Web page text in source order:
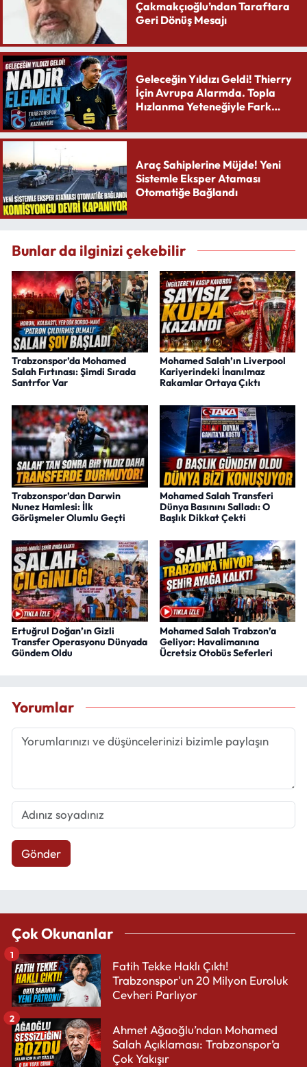
Çakmakçıoğlu’ndan Taraftara
Geri Dönüş Mesajı
Geleceğin Yıldızı Geldi! Thierry
İçin Avrupa Alarmda. Topla
Hızlanma Yeteneğiyle Fark
Araç Sahiplerine Müjde! Yeni
Sistemle Eksper Ataması
Otomatiğe Bağlandı
Bunlar da ilginizi çekebilir
Trabzonspor’da Mohamed
Salah Fırtınası: Şimdi Sırada
Santrfor Var
Mohamed Salah’ın Liverpool
Kariyerindeki İnanılmaz
Rakamlar Ortaya Çıktı
Trabzonspor’dan Darwin
Nunez Hamlesi: İlk
Görüşmeler Olumlu Geçti
Mohamed Salah Transferi
Dünya Basınını Salladı: O
Başlık Dikkat Çekti
Ertuğrul Doğan’ın Gizli
Transfer Operasyonu Dünyada
Gündem Oldu
Mohamed Salah Trabzon’a
Geliyor: Havalimanına
Ücretsiz Otobüs Seferleri
Yorumlar
Gönder
Çok Okunanlar
Fatih Tekke Haklı Çıktı!
Trabzonspor'un 20 Milyon Euroluk
Cevheri Parlıyor
1
Ahmet Ağaoğlu’ndan Mohamed
Salah Açıklaması: Trabzonspor’a
Çok Yakışır
2